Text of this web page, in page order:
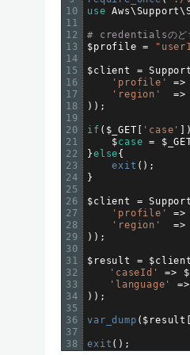
10
11
12
13
14
15
16
17
18
19
20
21
22
23
24
25
26
27
28
29
30
31
32
33
34
35
36
37
38
use
Aws\Support\
# credentialsのどち
$profile =
$client =
'profile'
=>
'region'
=>
) ) ;
if ( $ _GET [ 'case' ] )
$case = $
}else{
exit ( ) ;
}
$client =
'profile'
=>
'region'
=>
) ) ;
$ result = $client
'caseId'
=> $
'language'
=>
) ) ;
var_dump ( $ result [
exit ( ) ;